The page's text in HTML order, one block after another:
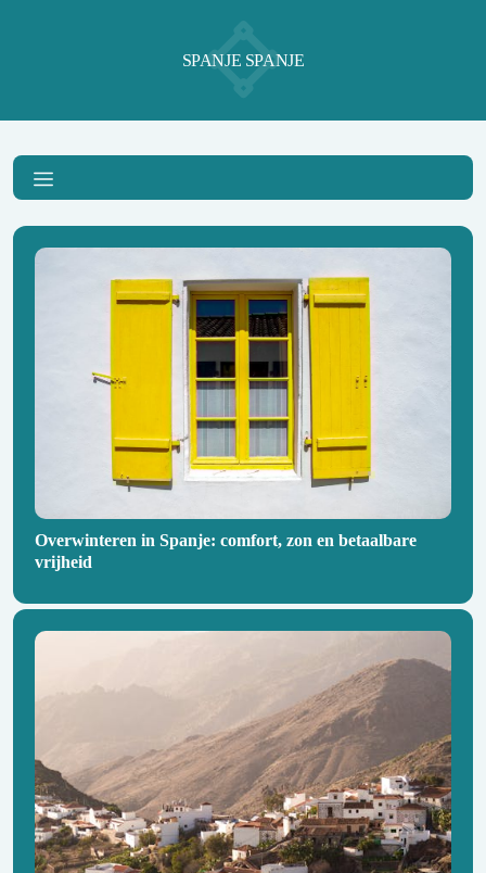
SPANJE SPANJE
Overwinteren in Spanje: comfort, zon en betaalbare
vrijheid